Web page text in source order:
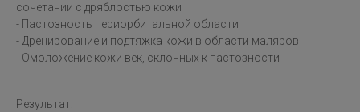
сочетании с дряблостью кожи
- Пастозность периорбитальной области
- Дренирование и подтяжка кожи в области маляров
- Омоложение кожи век, склонных к пастозности
Результат: